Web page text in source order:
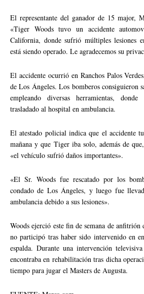
El representante del ganador de 15 major,
«Tiger Woods tuvo un accidente
California, donde sufrió múltiples lesiones
está siendo operado. Le agradecemos su
El accidente ocurrió en Ranchos Palos
de Los Ángeles. Los bomberos consiguieron
empleando diversas herramientas,
trasladado al hospital en ambulancia.
El atestado policial indica que el accidente
mañana y que Tiger iba solo, además de
«el vehículo sufrió daños importantes».
«El Sr. Woods fue rescatado por los
condado de Los Ángeles, y luego fue
ambulancia debido a sus lesiones».
Woods ejerció este fin de semana de anfitrión
no participó tras haber sido intervenido en
espalda. Durante una intervención
encontraba en rehabilitación tras dicha
tiempo para jugar el Masters de Augusta.